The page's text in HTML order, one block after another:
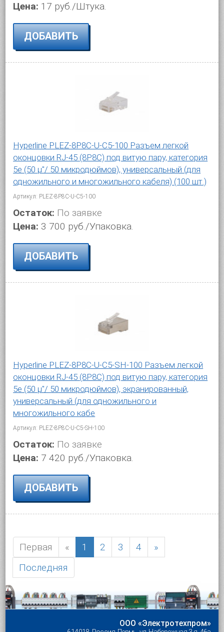
Цена: 17 руб./Штука.
ДОБАВИТЬ
Hyperline PLEZ-8P8C-U-C5-100 Разъем легкой
оконцовки RJ-45 (8P8C) под витую пару, категория
5e (50 µ"/ 50 микродюймов), универсальный (для
одножильного и многожильного кабеля) (100 шт.)
Артикул: PLEZ-8P8C-U-C5-100
Остаток: По заявке
Цена: 3 700 руб./Упаковка.
ДОБАВИТЬ
Hyperline PLEZ-8P8C-U-C5-SH-100 Разъем легкой
оконцовки RJ-45 (8P8C) под витую пару, категория
5e (50 µ"/ 50 микродюймов), экранированный,
универсальный (для одножильного и
многожильного кабе
Артикул: PLEZ-8P8C-U-C5-SH-100
Остаток: По заявке
Цена: 7 420 руб./Упаковка.
ДОБАВИТЬ
Первая « 1 2 3 4
»
Последняя
ООО «Электротехпром»